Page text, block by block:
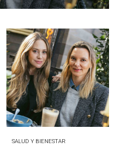
SALUD Y BIENESTAR